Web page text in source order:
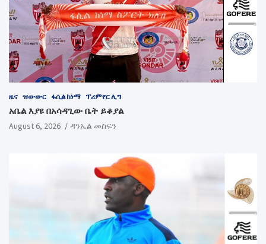
ዜና ዝውውር ፋሲል ከነማ ፕሪምየር ሊግ
አቤል እያዩ በአሳዳጊው ቤት ይቆያል
August 6, 2026 ዳንኤል መስፍን